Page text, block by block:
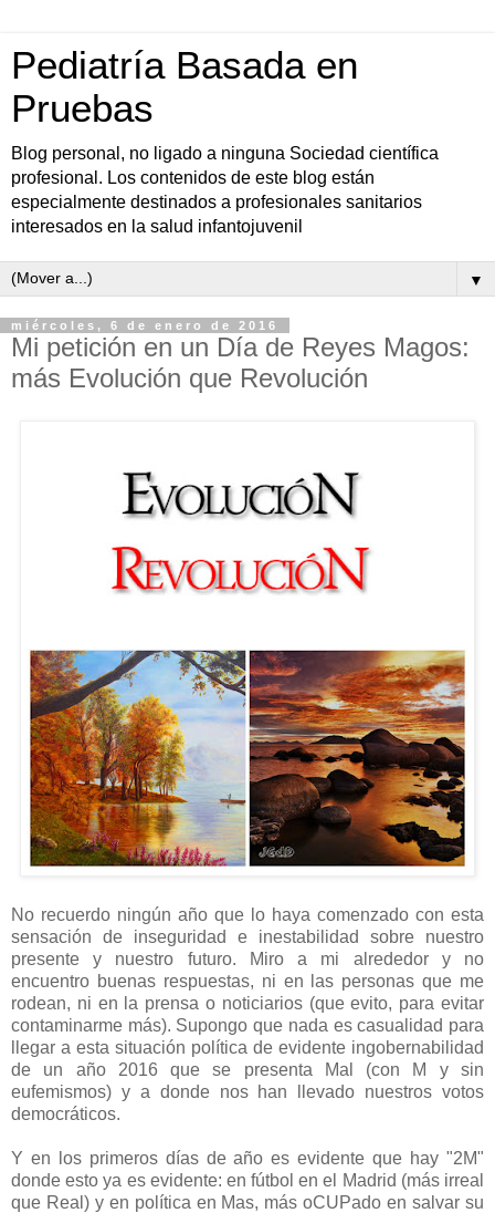
Pediatría Basada en
Pruebas
Blog personal, no ligado a ninguna Sociedad científica
profesional. Los contenidos de este blog están
especialmente destinados a profesionales sanitarios
interesados en la salud infantojuvenil
▼
miércoles, 6 de enero de 2016
Mi petición en un Día de Reyes Magos:
más Evolución que Revolución
No recuerdo ningún año que lo haya comenzado con esta
sensación de inseguridad e inestabilidad sobre nuestro
presente y nuestro futuro. Miro a mi alrededor y no
encuentro buenas respuestas, ni en las personas que me
rodean, ni en la prensa o noticiarios (que evito, para evitar
contaminarme más). Supongo que nada es casualidad para
llegar a esta situación política de evidente ingobernabilidad
de un año 2016 que se presenta Mal (con M y sin
eufemismos) y a donde nos han llevado nuestros votos
democráticos.
Y en los primeros días de año es evidente que hay "2M"
donde esto ya es evidente: en fútbol en el Madrid (más irreal
que Real) y en política en Mas, más oCUPado en salvar su